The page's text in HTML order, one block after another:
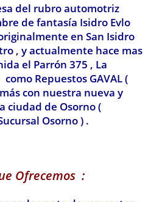
del rubro automotriz
de fantasía Isidro Evlo
en San Isidro
, y actualmente hace mas
el Parrón 375 , La
Repuestos GAVAL (
con nuestra nueva y
ciudad de Osorno (
Osorno ) .
Ofrecemos :